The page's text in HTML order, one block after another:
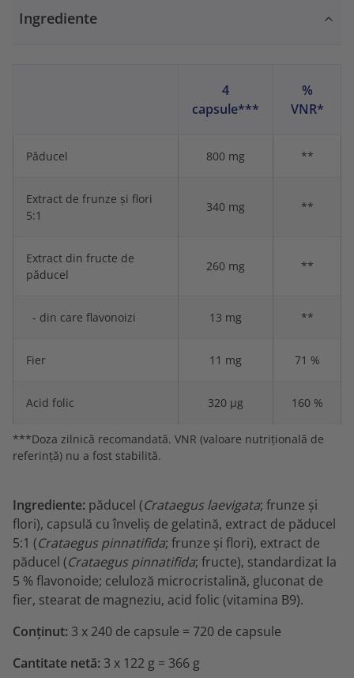
Ingrediente
4
capsule***
%
VNR*
Păducel 800 mg **
Extract de frunze și flori
5:1
340 mg **
Extract din fructe de
păducel
260 mg **
- din care flavonoizi 13 mg **
Fier 11 mg 71 %
Acid folic 320 μg 160 %
***Doza zilnică recomandată. VNR (valoare nutrițională de
referință) nu a fost stabilită.
Ingrediente: păducel (Crataegus laevigata; frunze și
flori), capsulă cu înveliș de gelatină, extract de păducel
5:1 (Crataegus pinnatifida; frunze și flori), extract de
păducel (Crataegus pinnatifida; fructe), standardizat la
5 % flavonoide; celuloză microcristalină, gluconat de
fier, stearat de magneziu, acid folic (vitamina B9).
Conținut: 3 x 240 de capsule = 720 de capsule
Cantitate netă: 3 x 122 g = 366 g